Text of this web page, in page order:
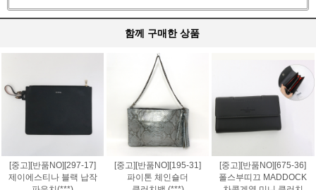
함께 구매한 상품
[중고][반품NO][297-17]
제이에스티나 블랙 납작
[중고][반품NO][195-31]
파이톤 체인숄더
[중고][반품NO][675-36]
폴스부띠끄 MADDOCK